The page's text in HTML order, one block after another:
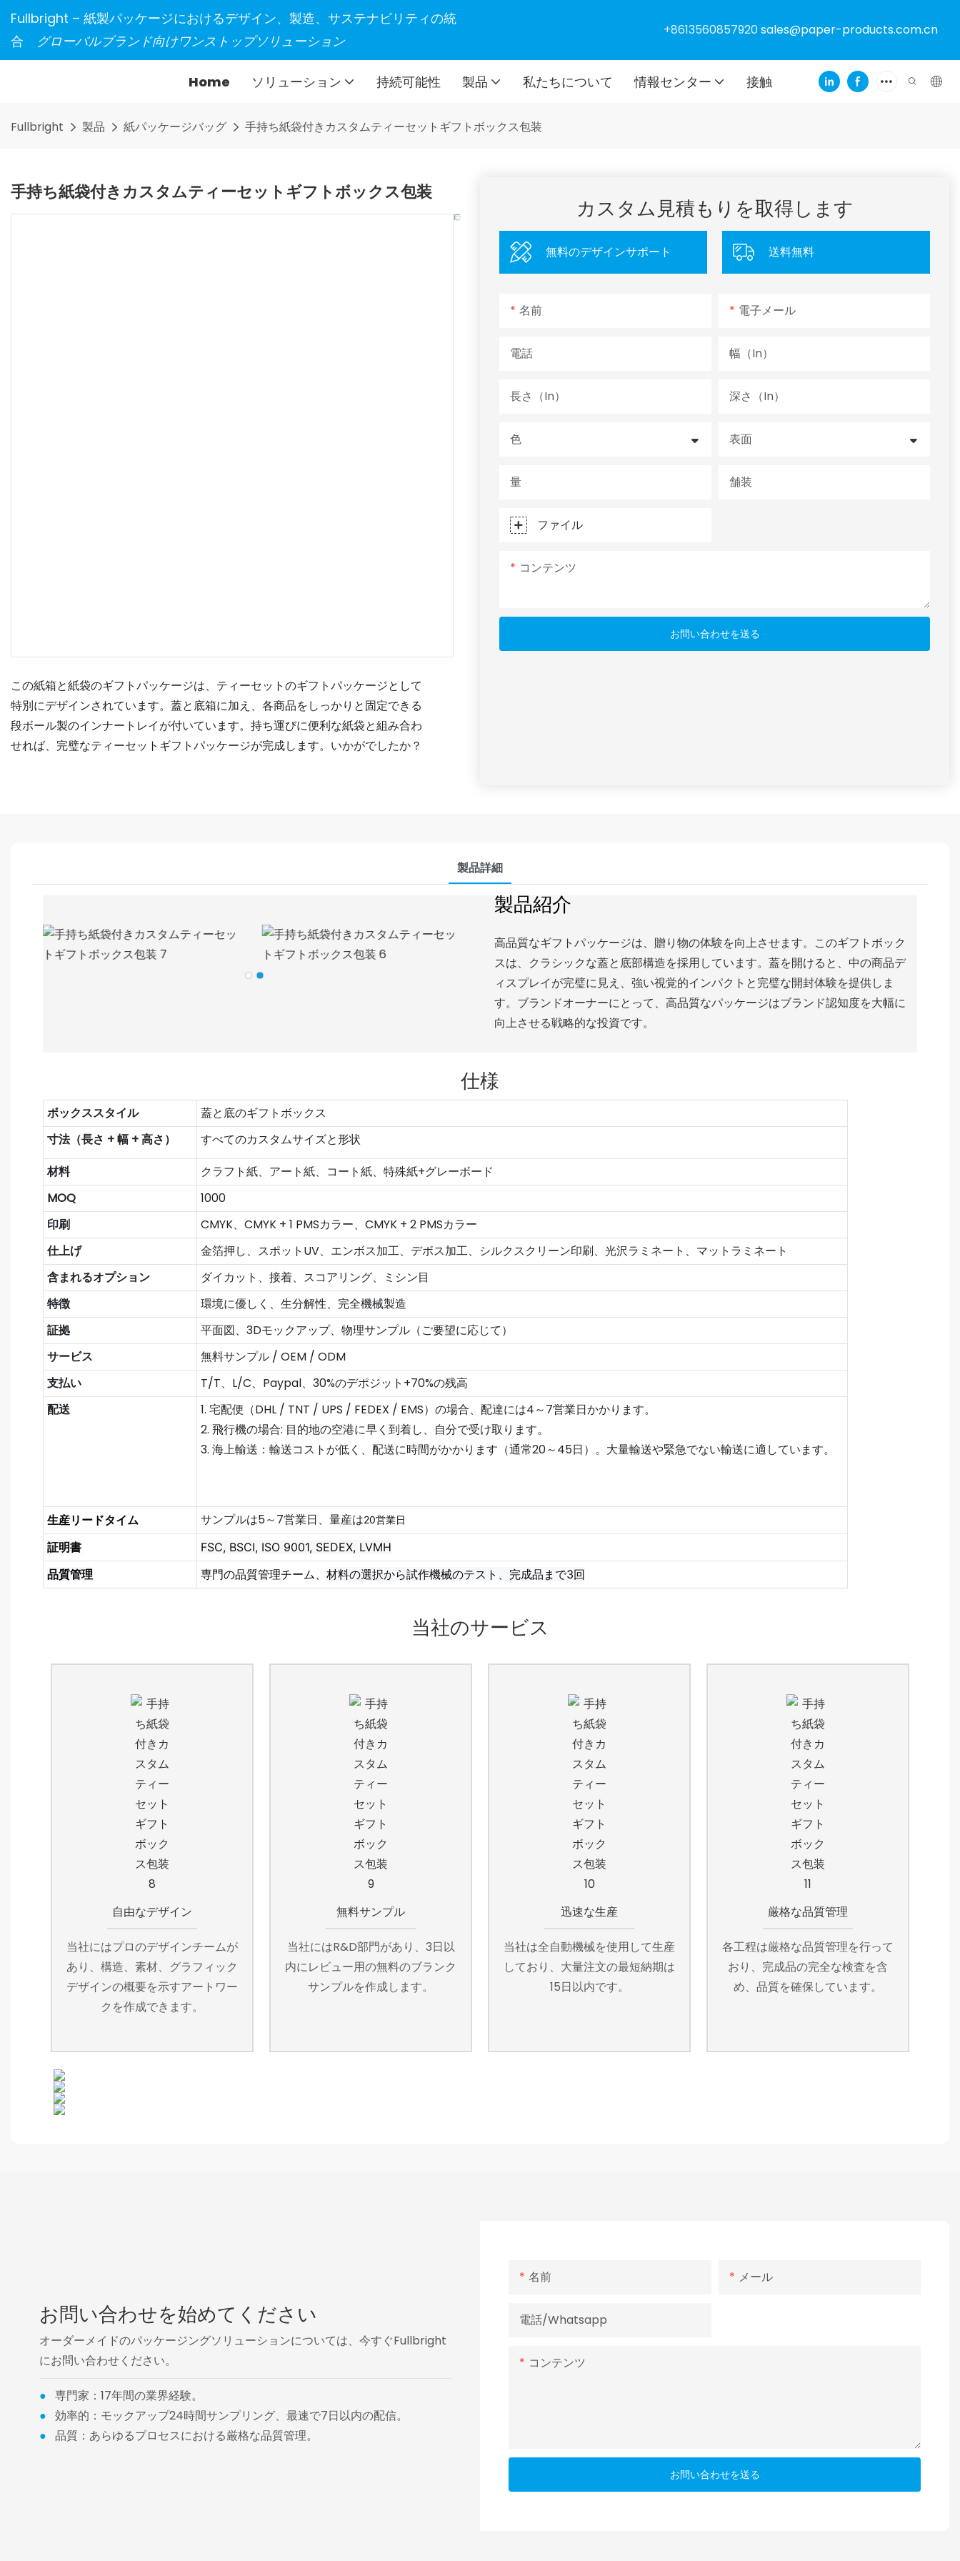
Fullbright – 紙製パッケージにおけるデザイン、製造、サステナビリティの統
合 グローバルブランド向けワンストップソリューション
+8613560857920sales@paper-products.com.cn
Home ソリューション 持続可能性 製品 私たちについて 情報センター 接触
Fullbright 製品 紙パッケージバッグ 手持ち紙袋付きカスタムティーセットギフトボックス包装
手持ち紙袋付きカスタムティーセットギフトボックス包装
この紙箱と紙袋のギフトパッケージは、ティーセットのギフトパッケージとして
特別にデザインされています。蓋と底箱に加え、各商品をしっかりと固定できる
段ボール製のインナートレイが付いています。持ち運びに便利な紙袋と組み合わ
せれば、完璧なティーセットギフトパッケージが完成します。いかがでしたか？
カスタム見積もりを取得します
無料のデザインサポート 送料無料
名前 電子メール
電話 幅（in）
長さ（in） 深さ（in）
色 表面
量 舗装
ファイル
コンテンツ
お問い合わせを送る
製品詳細
製品紹介
高品質なギフトパッケージは、贈り物の体験を向上させます。このギフトボック
スは、クラシックな蓋と底部構造を採用しています。蓋を開けると、中の商品デ
ィスプレイが完璧に見え、強い視覚的インパクトと完璧な開封体験を提供しま
す。ブランドオーナーにとって、高品質なパッケージはブランド認知度を大幅に
向上させる戦略的な投資です。
仕様
ボックススタイル
蓋と底のギフトボックス
寸法（長さ + 幅 + 高さ）
すべてのカスタムサイズと形状
材料
クラフト紙、アート紙、コート紙、特殊紙+グレーボード
MOQ
1000
印刷
CMYK、CMYK + 1 PMSカラー、CMYK + 2 PMSカラー
仕上げ
金箔押し、スポットUV、エンボス加工、デボス加工、シルクスクリーン印刷、光沢ラミネート、マットラミネート
含まれるオプション
ダイカット、接着、スコアリング、ミシン目
特徴
環境に優しく、生分解性、完全機械製造
証拠
平面図、3Dモックアップ、物理サンプル（ご要望に応じて）
サービス
無料サンプル / OEM / ODM
支払い
T/T、L/C、Paypal、30%のデポジット+70%の残高
配送
1. 宅配便（DHL / TNT / UPS / FEDEX / EMS）の場合、配達には4～7営業日かかります。
2. 飛行機の場合: 目的地の空港に早く到着し、自分で受け取ります。
3. 海上輸送：輸送コストが低く、配送に時間がかかります（通常20～45日）。大量輸送や緊急でない輸送に適しています。
生産リードタイム サンプルは5～7営業日、量産は20営業日
証明書
FSC, BSCI, ISO 9001, SEDEX, LVMH
品質管理
専門の品質管理チーム、 材料の選択から試作機械のテスト、完成品まで3回
当社のサービス
自由なデザイン
当社にはプロのデザインチームが
あり、構造、素材、グラフィック
デザインの概要を示すアートワー
クを作成できます。
無料サンプル
当社にはR&D部門があり、3日以
内にレビュー用の無料のブランク
サンプルを作成します。
迅速な生産
当社は全自動機械を使用して生産
しており、大量注文の最短納期は
15日以内です。
厳格な品質管理
各工程は厳格な品質管理を行って
おり、完成品の完全な検査を含
め、品質を確保しています。
お問い合わせを始めてください
オーダーメイドのパッケージングソリューションについては、今すぐFullbright
にお問い合わせください。
● 専門家：17年間の業界経験。
● 効率的：モックアップ24時間サンプリング、最速で7日以内の配信。
● 品質：あらゆるプロセスにおける厳格な品質管理。
名前 メール
電話/whatsapp
コンテンツ
お問い合わせを送る